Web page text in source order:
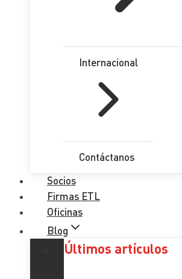
Internacional
Contáctanos
Socios
Firmas ETL
Oficinas
Blog
Últimos artículos